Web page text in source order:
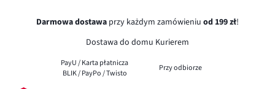
Darmowa dostawa przy każdym zamówieniu od 199 zł!
Dostawa do domu Kurierem
PayU / Karta płatnicza
BLIK / PayPo / Twisto
Przy odbiorze